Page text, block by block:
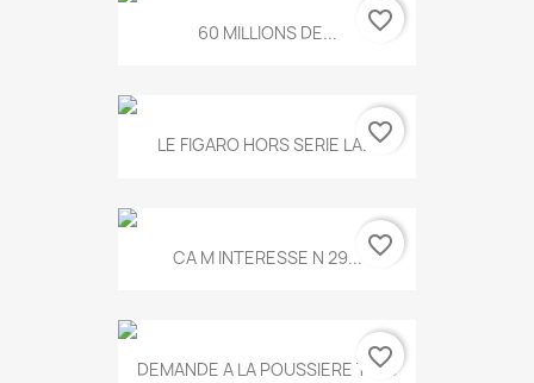
60 MILLIONS DE... favorite_border
LE FIGARO HORS SERIE LA...favorite_border
CA M INTERESSE N 29... favorite_border
DEMANDE A LA POUSSIERE T.778
favorite_border